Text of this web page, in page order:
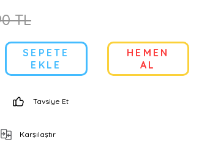
TL
SEPETE
EKLE
HEMEN
AL
Tavsiye Et
Karşılaştır